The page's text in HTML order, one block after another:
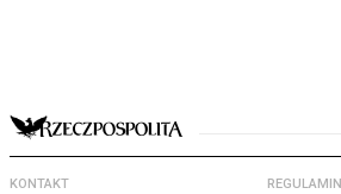
KONTAKT REGULAMIN